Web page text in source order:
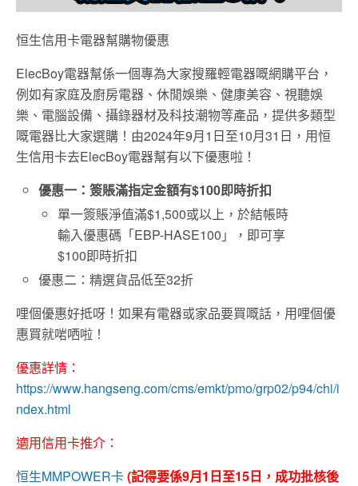
恒生信用卡電器幫購物優惠
ElecBoy電器幫係一個專為大家搜羅輕電器嘅網購平台，
例如有家庭及廚房電器、休閒娛樂、健康美容、視聽娛
樂、電腦設備、攝錄器材及科技潮物等產品，提供多類型
嘅電器比大家選購！由2024年9月1日至10月31日，用恒
生信用卡去ElecBoy電器幫有以下優惠啦！
優惠一：簽賬滿指定金額有$100即時折扣
單一簽賬淨值滿$1,500或以上，於結帳時
輸入優惠碼「EBP-HASE100」，即可享
$100即時折扣
優惠二：精選貨品低至32折
哩個優惠好抵呀！如果有電器或家品要買嘅話，用哩個優
惠買就啱哂啦！
優惠詳情：
https://www.hangseng.com/cms/emkt/pmo/grp02/p94/chi/i
ndex.html
適用信用卡推介：
恒生MMPOWER卡(記得要係9月1日至15日，成功批核後